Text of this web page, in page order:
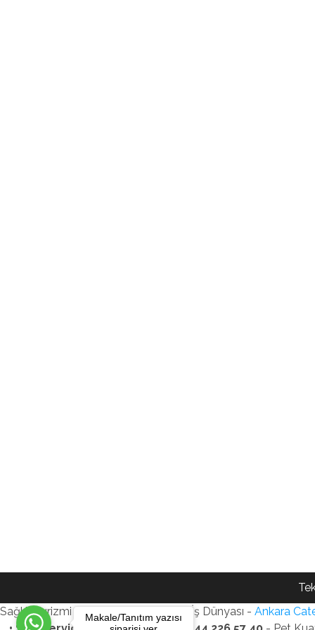
Sağlık Turizmi Reklam Ajansı - Gezi - İş Dünyası - Ankara
Makale/Tanıtım yazısı